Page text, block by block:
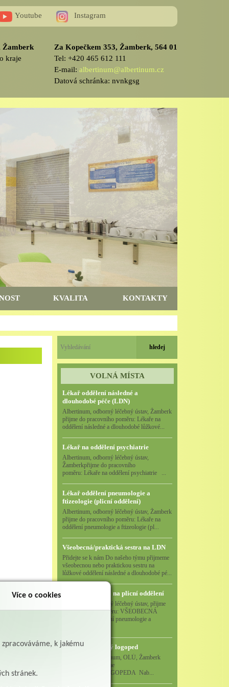
Youtube Instagram
Za Kopečkem 353, Žamberk, 564 01
Tel: +420 465 612 111
E-mail:albertinum@albertinum.cz
Datová schránka: nvnkgsg
Žamberk
kraje
KVALITA KONTAKTY
VOLNÁ MÍSTA
Lékař oddělení následné a
dlouhodobé péče (LDN)
Albertinum, odborný léčebný ústav, Žamberk
přijme do pracovního poměru: Lékaře na
oddělení následné a dlouhodobé lůžkové...
Lékař na oddělení psychiatrie
Albertinum, odborný léčebný ústav,
Žamberkpřijme do pracovního
poměru: Lékaře na oddělení psychiatrie ...
Lékař oddělení pneumologie a
ftizeologie (plicní oddělení)
Albertinum, odborný léčebný ústav, Žamberk
přijme do pracovního poměru: Lékaře na
oddělení pneumologie a ftizeologie (pl...
Všeobecná/praktická sestra na LDN
Přidejte se k nám Do našeho týmu přijmeme
všeobecnou nebo praktickou sestru na
lůžkové oddělení následné a dlouhodobé pé...
Všeobecná sestra na plicní oddělení
Albertinum, odborný léčebný ústav, přijme
do pracovního poměru: VŠEOBECNÁ
SESTRA na oddělení pneumologie a
Logoped/klinický logoped
Albertinum, OLÚ, Žamberk
přijme
KLINICKÉHO LOGOPEDA Nab...
Více o cookies
k jakému
stránek.